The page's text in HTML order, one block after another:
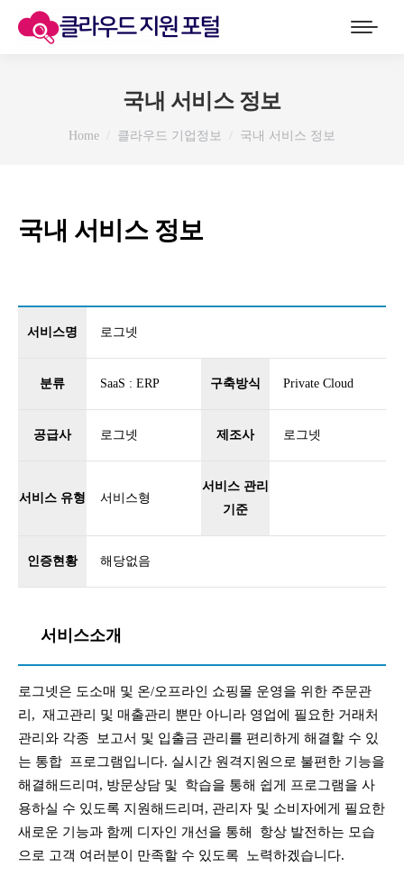
국내 서비스 정보
You are here:
Home 클라우드 기업정보 국내 서비스 정보
국내 서비스 정보
서비스명 로그넷
분류 SaaS : ERP 구축방식 Private Cloud
공급사 로그넷 제조사 로그넷
서비스 유형 서비스형
서비스 관리
기준
인증현황 해당없음
서비스소개
로그넷은 도소매 및 온/오프라인 쇼핑몰 운영을 위한 주문관
리, 재고관리 및 매출관리 뿐만 아니라 영업에 필요한 거래처
관리와 각종 보고서 및 입출금 관리를 편리하게 해결할 수 있
는 통합 프로그램입니다. 실시간 원격지원으로 불편한 기능을
해결해드리며, 방문상담 및 학습을 통해 쉽게 프로그램을 사
용하실 수 있도록 지원해드리며, 관리자 및 소비자에게 필요한
새로운 기능과 함께 디자인 개선을 통해 항상 발전하는 모습
으로 고객 여러분이 만족할 수 있도록 노력하겠습니다.